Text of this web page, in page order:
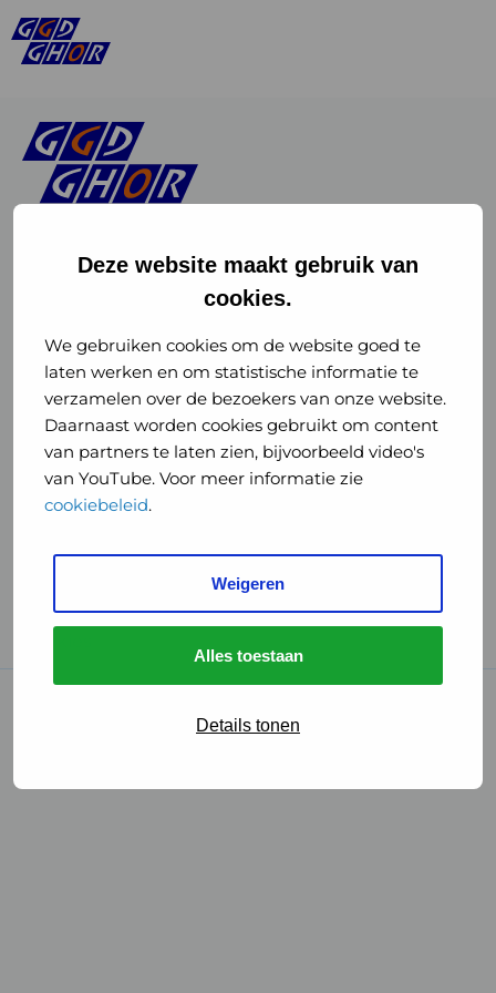
Deze website maakt gebruik van
cookies.
We gebruiken cookies om de website goed te
laten werken en om statistische informatie te
verzamelen over de bezoekers van onze website.
Daarnaast worden cookies gebruikt om content
van partners te laten zien, bijvoorbeeld video's
van YouTube. Voor meer informatie zie
cookiebeleid.
Weigeren
Alles toestaan
Details tonen
of
GGD
GHOR
Nederland
Instagram
of
GGD
GHOR
Nederland
GGD Reizen op social media
GGD Reizen
GGD Reisvaccinaties